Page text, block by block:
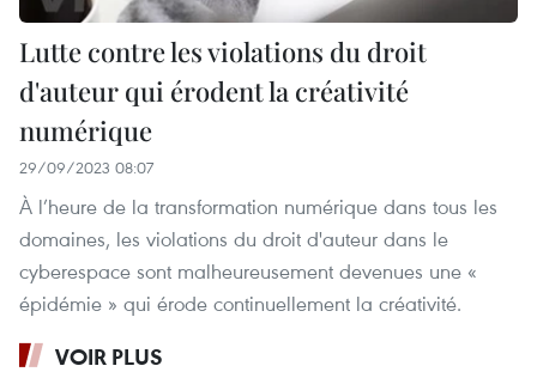
Lutte contre les violations du droit
d'auteur qui érodent la créativité
numérique
29/09/2023 08:07
À l’heure de la transformation numérique dans tous les
domaines, les violations du droit d'auteur dans le
cyberespace sont malheureusement devenues une «
épidémie » qui érode continuellement la créativité.
VOIR PLUS